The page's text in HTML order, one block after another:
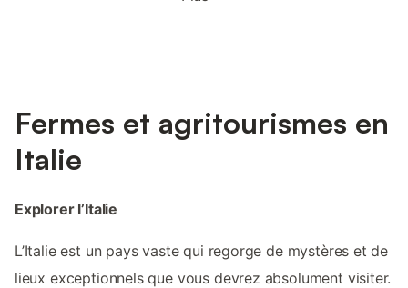
Fermes et agritourismes en
Italie
Explorer l’Italie
L’Italie est un pays vaste qui regorge de mystères et de
lieux exceptionnels que vous devrez absolument visiter.